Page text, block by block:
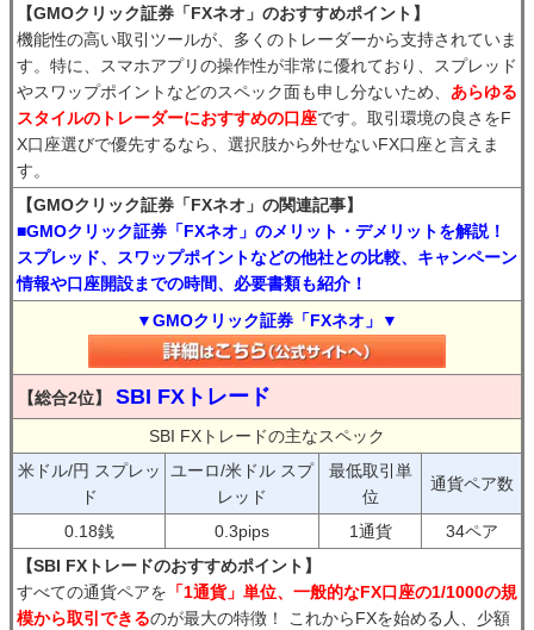
【GMOクリック証券「FXネオ」のおすすめポイント】
機能性の高い取引ツールが、多くのトレーダーから支持されていま
す。特に、スマホアプリの操作性が非常に優れており、スプレッド
やスワップポイントなどのスペック面も申し分ないため、 あらゆる
スタイルのトレーダーにおすすめの口座です。取引環境の良さをF
X口座選びで優先するなら、選択肢から外せないFX口座と言えま
す。
【GMOクリック証券「FXネオ」の関連記事】
■GMOクリック証券「FXネオ」のメリット・デメリットを解説！
スプレッド、スワップポイントなどの他社との比較、キャンペーン
情報や口座開設までの時間、必要書類も紹介！
▼GMOクリック証券「FXネオ」▼
【総合2位】 SBI FXトレード
SBI FXトレードの主なスペック
米ドル/円 スプレッ
ド
ユーロ/米ドル スプ
レッド
最低取引単
位
通貨ペア数
0.18銭 0.3pips 1通貨
34ペア
【SBI FXトレードのおすすめポイント】
すべての通貨ペアを 「1通貨」単位、一般的なFX口座の1/1000の規
模から取引できるのが最大の特徴！ これからFXを始める人、少額